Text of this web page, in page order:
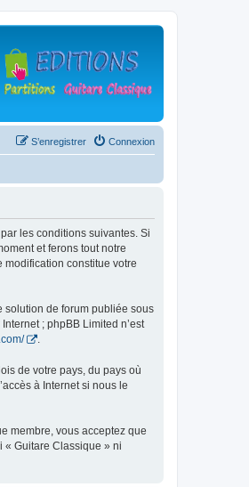
Connexion
S’enregistrer
les conditions suivantes. Si
et ferons tout notre
constitue votre
solution de forum publiée sous
; phpBB Limited n’est
.
de votre pays, du pays où
à Internet si nous le
membre, vous acceptez que
« Guitare Classique » ni